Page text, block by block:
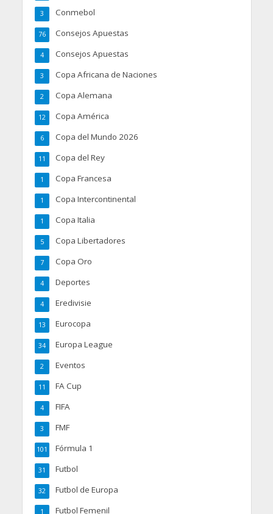
Conmebol
3
Consejos Apuestas
76
Consejos Apuestas
4
Copa Africana de Naciones
3
Copa Alemana
2
Copa América
12
Copa del Mundo 2026
6
Copa del Rey
11
Copa Francesa
1
Copa Intercontinental
1
Copa Italia
1
Copa Libertadores
5
Copa Oro
7
Deportes
4
Eredivisie
4
Eurocopa
13
Europa League
34
Eventos
2
FA Cup
11
FIFA
4
FMF
3
Fórmula 1
101
Futbol
31
Futbol de Europa
32
Futbol Femenil
1